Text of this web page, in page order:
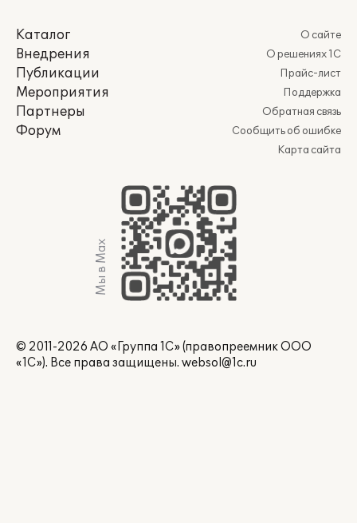
Каталог
Внедрения
Публикации
Мероприятия
Партнеры
Форум
О сайте
О решениях 1С
Прайс-лист
Поддержка
Обратная связь
Сообщить об ошибке
Карта сайта
Мы в Max
© 2011-2026 АО «Группа 1С» (правопреемник ООО
«1С»). Все права защищены. websol@1c.ru